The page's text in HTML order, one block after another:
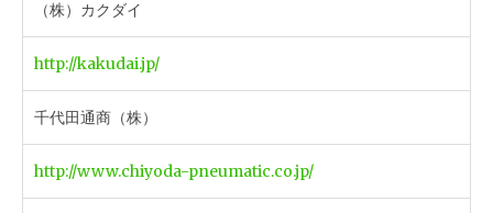
（株）カクダイ
http://kakudai.jp/
千代田通商（株）
http://www.chiyoda-pneumatic.co.jp/